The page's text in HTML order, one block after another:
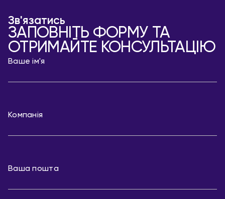
Зв'язатись
ЗАПОВНІТЬ ФОРМУ ТА
ОТРИМАЙТЕ КОНСУЛЬТАЦІЮ